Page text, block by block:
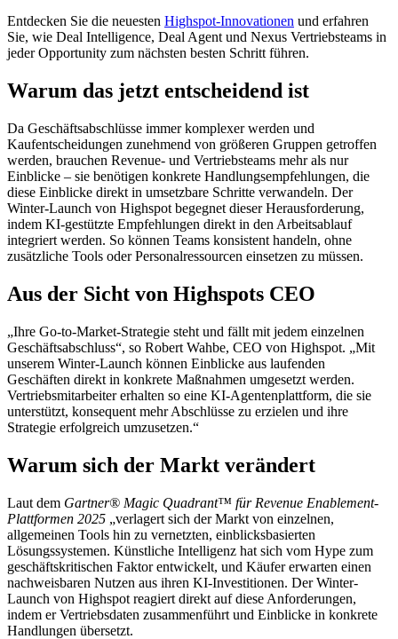
Entdecken Sie die neuesten Highspot-Innovationen und erfahren
Sie, wie Deal Intelligence, Deal Agent und Nexus Vertriebsteams in
jeder Opportunity zum nächsten besten Schritt führen.
Warum das jetzt entscheidend ist
Da Geschäftsabschlüsse immer komplexer werden und
Kaufentscheidungen zunehmend von größeren Gruppen getroffen
werden, brauchen Revenue- und Vertriebsteams mehr als nur
Einblicke – sie benötigen konkrete Handlungsempfehlungen, die
diese Einblicke direkt in umsetzbare Schritte verwandeln. Der
Winter-Launch von Highspot begegnet dieser Herausforderung,
indem KI-gestützte Empfehlungen direkt in den Arbeitsablauf
integriert werden. So können Teams konsistent handeln, ohne
zusätzliche Tools oder Personalressourcen einsetzen zu müssen.
Aus der Sicht von Highspots CEO
„Ihre Go-to-Market-Strategie steht und fällt mit jedem einzelnen
Geschäftsabschluss“, so Robert Wahbe, CEO von Highspot. „Mit
unserem Winter-Launch können Einblicke aus laufenden
Geschäften direkt in konkrete Maßnahmen umgesetzt werden.
Vertriebsmitarbeiter erhalten so eine KI-Agentenplattform, die sie
unterstützt, konsequent mehr Abschlüsse zu erzielen und ihre
Strategie erfolgreich umzusetzen.“
Warum sich der Markt verändert
Laut dem Gartner® Magic Quadrant™ für Revenue Enablement-
Plattformen 2025 „verlagert sich der Markt von einzelnen,
allgemeinen Tools hin zu vernetzten, einblicksbasierten
Lösungssystemen. Künstliche Intelligenz hat sich vom Hype zum
geschäftskritischen Faktor entwickelt, und Käufer erwarten einen
nachweisbaren Nutzen aus ihren KI-Investitionen. Der Winter-
Launch von Highspot reagiert direkt auf diese Anforderungen,
indem er Vertriebsdaten zusammenführt und Einblicke in konkrete
Handlungen übersetzt.